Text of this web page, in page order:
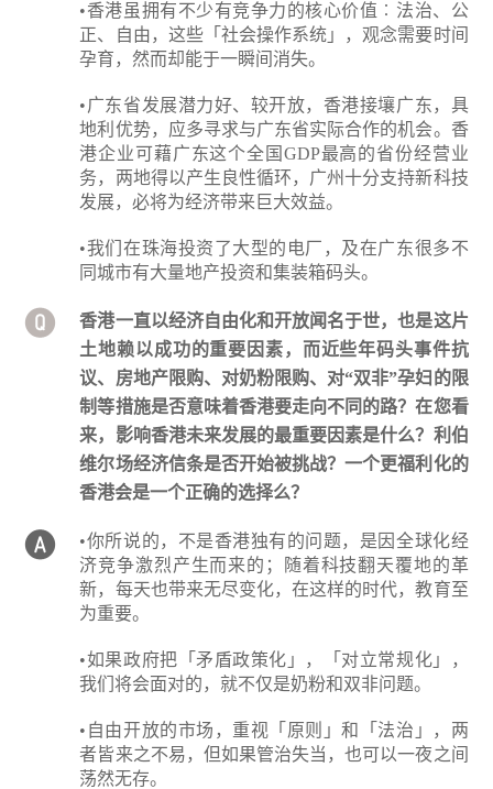
•香港虽拥有不少有竞争力的核心价值︰法治、公
正、自由，这些「社会操作系统」，观念需要时间
孕育，然而却能于一瞬间消失。
•广东省发展潜力好、较开放，香港接壤广东，具
地利优势，应多寻求与广东省实际合作的机会。香
港企业可藉广东这个全国GDP最高的省份经营业
务，两地得以产生良性循环，广州十分支持新科技
发展，必将为经济带来巨大效益。
•我们在珠海投资了大型的电厂，及在广东很多不
同城市有大量地产投资和集装箱码头。
香港一直以经济自由化和开放闻名于世，也是这片
土地赖以成功的重要因素，而近些年码头事件抗
议、房地产限购、对奶粉限购、对“双非”孕妇的限
制等措施是否意味着香港要走向不同的路？在您看
来，影响香港未来发展的最重要因素是什么？利伯
维尔场经济信条是否开始被挑战？一个更福利化的
香港会是一个正确的选择么？
•你所说的，不是香港独有的问题，是因全球化经
济竞争激烈产生而来的；随着科技翻天覆地的革
新，每天也带来无尽变化，在这样的时代，教育至
为重要。
•如果政府把「矛盾政策化」，「对立常规化」，
我们将会面对的，就不仅是奶粉和双非问题。
•自由开放的市场，重视「原则」和「法治」，两
者皆来之不易，但如果管治失当，也可以一夜之间
荡然无存。